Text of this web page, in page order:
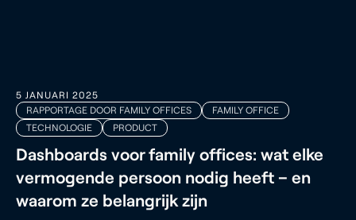
5 JANUARI 2025
RAPPORTAGE DOOR FAMILY OFFICES
FAMILY OFFICE
TECHNOLOGIE
PRODUCT
Dashboards voor family offices: wat elke
vermogende persoon nodig heeft – en
waarom ze belangrijk zijn